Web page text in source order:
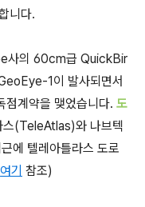
니다.
사의 60cm급 QuickBir
1이 발사되면서
계약을 맺었습니다. 도
스(TeleAtlas)와 나브텍
에 텔레아틀라스 도로
여기 참조)